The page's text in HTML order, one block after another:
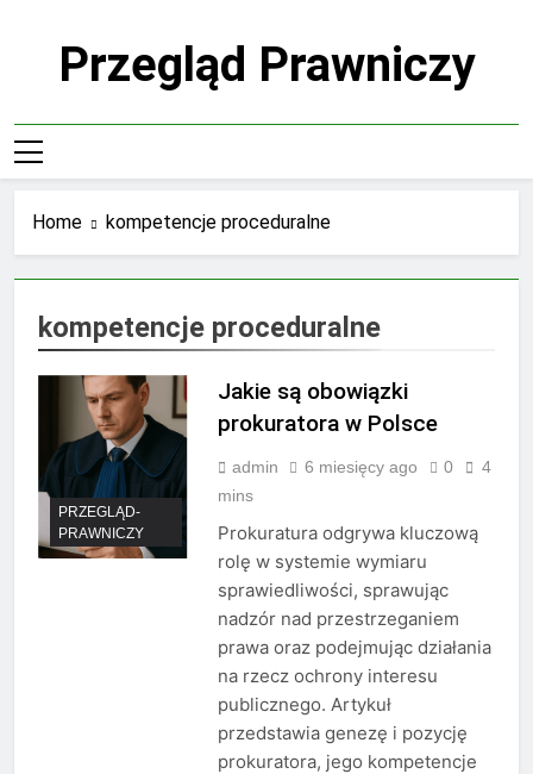
Przegląd Prawniczy
Home kompetencje proceduralne
kompetencje proceduralne
PRZEGLĄD-
PRAWNICZY
Jakie są obowiązki
prokuratora w Polsce
admin 6 miesięcy ago 0
4
mins
Prokuratura odgrywa kluczową
rolę w systemie wymiaru
sprawiedliwości, sprawując
nadzór nad przestrzeganiem
prawa oraz podejmując działania
na rzecz ochrony interesu
publicznego. Artykuł
przedstawia genezę i pozycję
prokuratora, jego kompetencje